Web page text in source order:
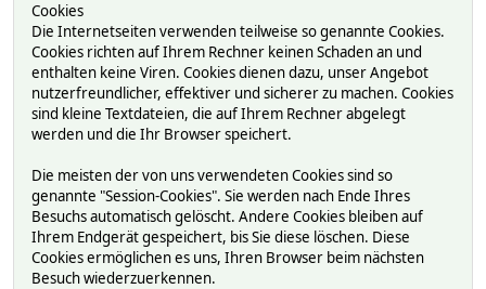
Cookies
Die Internetseiten verwenden teilweise so genannte Cookies.
Cookies richten auf Ihrem Rechner keinen Schaden an und
enthalten keine Viren. Cookies dienen dazu, unser Angebot
nutzerfreundlicher, effektiver und sicherer zu machen. Cookies
sind kleine Textdateien, die auf Ihrem Rechner abgelegt
werden und die Ihr Browser speichert.
Die meisten der von uns verwendeten Cookies sind so
genannte "Session-Cookies". Sie werden nach Ende Ihres
Besuchs automatisch gelöscht. Andere Cookies bleiben auf
Ihrem Endgerät gespeichert, bis Sie diese löschen. Diese
Cookies ermöglichen es uns, Ihren Browser beim nächsten
Besuch wiederzuerkennen.